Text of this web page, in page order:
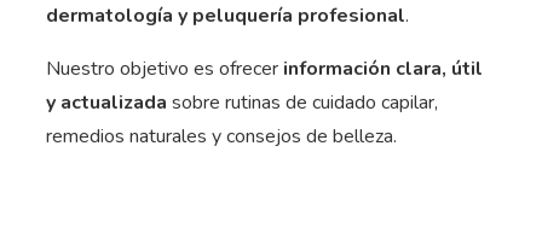
dermatología y peluquería profesional.
Nuestro objetivo es ofrecer información clara, útil
y actualizada sobre rutinas de cuidado capilar,
remedios naturales y consejos de belleza.